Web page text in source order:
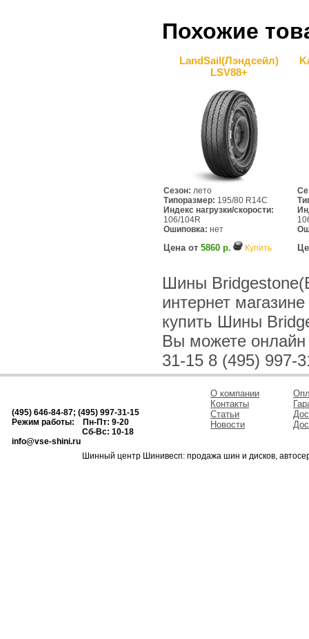
Похожие
LandSail(Лэндсейл)
LSV88+
Сезон: лето
Типоразмер: 195/80 R14C
Индекс нагрузки/скорости:
106/104R
Ошиповка: нет
Цена от 5860 р. Купить
Шины
интернет
купить Шины
Вы можете онлайн
31-15 8 (495) 997-
(495) 646-84-87; (495) 997-31-15
Режим работы: Пн-Пт: 9-20
Сб-Вс: 10-18
info@vse-shini.ru
О компании
Контакты
Статьи
Новости
Шинный центр Шинивесп: продажа шин и дисков,